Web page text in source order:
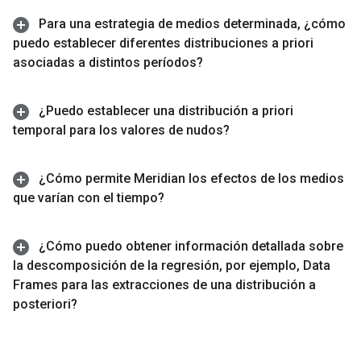
Para una estrategia de medios determinada, ¿cómo
puedo establecer diferentes distribuciones a priori
asociadas a distintos períodos?
¿Puedo establecer una distribución a priori
temporal para los valores de nudos?
¿Cómo permite Meridian los efectos de los medios
que varían con el tiempo?
¿Cómo puedo obtener información detallada sobre
la descomposición de la regresión, por ejemplo, Data
Frames para las extracciones de una distribución a
posteriori?